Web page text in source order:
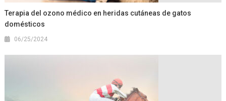
Terapia del ozono médico en heridas cutáneas de gatos
domésticos
06/25/2024